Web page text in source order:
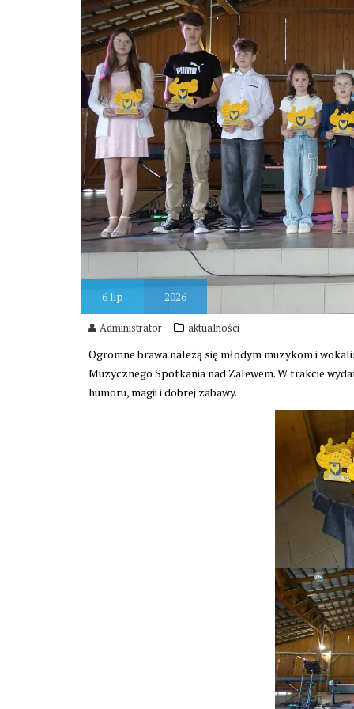
6lip 2026
Administrator aktualności
Ogromne brawa należą się młodym muzykom i
Muzycznego Spotkania nad Zalewem. W trakcie
humoru, magii i dobrej zabawy.